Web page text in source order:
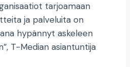
tarjoamaan
ja palveluita on
hypännyt askeleen
T-Median asiantuntija